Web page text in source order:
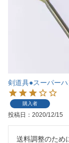
剣道具●スーパーハ
購入者
投稿日 2020/12/15
送料調整のため